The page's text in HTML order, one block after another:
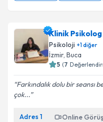
Klinik
Psikoloji +1diğer
İzmir, Buca
5 (7
Farkındalık dolu bir seansı
çok...
Adres 1 Online